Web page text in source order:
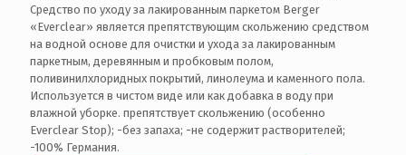
Средство по уходу за лакированным паркетом Berger
«Everclear» является препятствующим скольжению средством
на водной основе для очистки и ухода за лакированным
паркетным, деревянным и пробковым полом,
поливинилхлоридных покрытий, линолеума и каменного пола.
Используется в чистом виде или как добавка в воду при
влажной уборке. препятствует скольжению (особенно
Everclear Stop); -без запаха; -не содержит растворителей;
-100% Германия.